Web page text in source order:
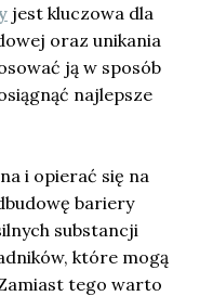
jest kluczowa dla
oraz unikania
ją w sposób
najlepsze
i opierać się na
bariery
substancji
które mogą
tego warto